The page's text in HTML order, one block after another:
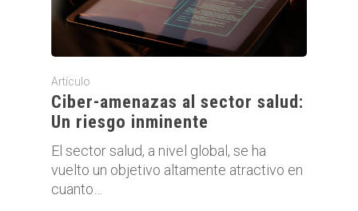
Artículo
Ciber-amenazas al sector salud:
Un riesgo inminente
El sector salud, a nivel global, se ha
vuelto un objetivo altamente atractivo en
cuanto…